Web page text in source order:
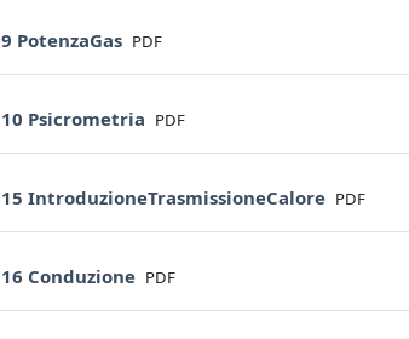
9 PotenzaGas File
PDF
10 Psicrometria File
PDF
15 IntroduzioneTrasmissioneCalore File
PDF
16 Conduzione File
PDF